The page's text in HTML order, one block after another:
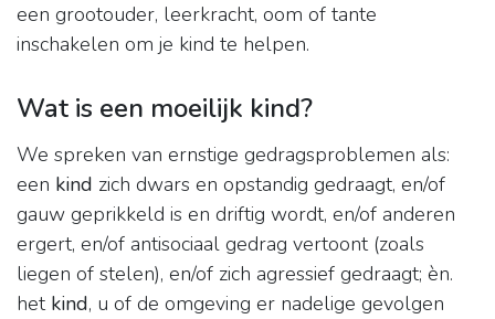
een grootouder, leerkracht, oom of tante
inschakelen om je kind te helpen.
Wat is een moeilijk kind?
We spreken van ernstige gedragsproblemen als:
een kind zich dwars en opstandig gedraagt, en/of
gauw geprikkeld is en driftig wordt, en/of anderen
ergert, en/of antisociaal gedrag vertoont (zoals
liegen of stelen), en/of zich agressief gedraagt; èn.
het kind, u of de omgeving er nadelige gevolgen